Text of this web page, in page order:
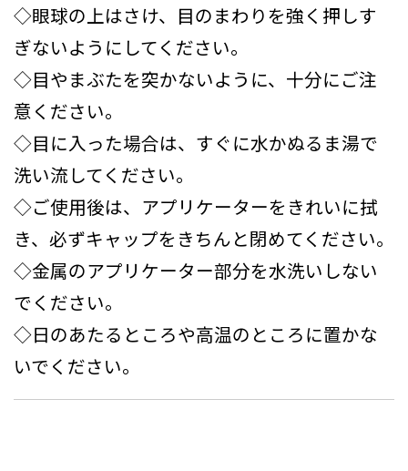
◇眼球の上はさけ、目のまわりを強く押しす
ぎないようにしてください。
◇目やまぶたを突かないように、十分にご注
意ください。
◇目に入った場合は、すぐに水かぬるま湯で
洗い流してください。
◇ご使用後は、アプリケーターをきれいに拭
き、必ずキャップをきちんと閉めてください。
◇金属のアプリケーター部分を水洗いしない
でください。
◇日のあたるところや高温のところに置かな
いでください。